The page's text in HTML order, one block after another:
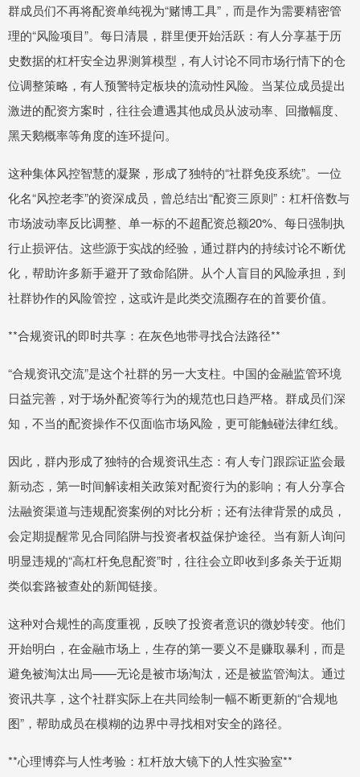
群成员们不再将配资单纯视为“赌博工具”，而是作为需要精密管
理的“风险项目”。每日清晨，群里便开始活跃：有人分享基于历
史数据的杠杆安全边界测算模型，有人讨论不同市场行情下的仓
位调整策略，有人预警特定板块的流动性风险。当某位成员提出
激进的配资方案时，往往会遭遇其他成员从波动率、回撤幅度、
黑天鹅概率等角度的连环提问。
这种集体风控智慧的凝聚，形成了独特的“社群免疫系统”。一位
化名“风控老李”的资深成员，曾总结出“配资三原则”：杠杆倍数与
市场波动率反比调整、单一标的不超配资总额20%、每日强制执
行止损评估。这些源于实战的经验，通过群内的持续讨论不断优
化，帮助许多新手避开了致命陷阱。从个人盲目的风险承担，到
社群协作的风险管控，这或许是此类交流圈存在的首要价值。
**合规资讯的即时共享：在灰色地带寻找合法路径**
“合规资讯交流”是这个社群的另一大支柱。中国的金融监管环境
日益完善，对于场外配资等行为的规范也日趋严格。群成员们深
知，不当的配资操作不仅面临市场风险，更可能触碰法律红线。
因此，群内形成了独特的合规资讯生态：有人专门跟踪证监会最
新动态，第一时间解读相关政策对配资行为的影响；有人分享合
法融资渠道与违规配资案例的对比分析；还有法律背景的成员，
会定期提醒常见合同陷阱与投资者权益保护途径。当有新人询问
明显违规的“高杠杆免息配资”时，往往会立即收到多条关于近期
类似套路被查处的新闻链接。
这种对合规性的高度重视，反映了投资者意识的微妙转变。他们
开始明白，在金融市场上，生存的第一要义不是赚取暴利，而是
避免被淘汰出局——无论是被市场淘汰，还是被监管淘汰。通过
资讯共享，这个社群实际上在共同绘制一幅不断更新的“合规地
图”，帮助成员在模糊的边界中寻找相对安全的路径。
**心理博弈与人性考验：杠杆放大镜下的人性实验室**